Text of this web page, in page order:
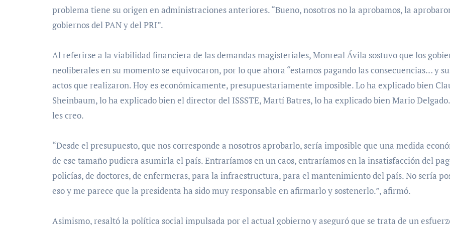
problema tiene su origen en administraciones anteriores. “Bueno, nosotros no la aprobamos, la
gobiernos del PAN y del PRI”.
Al referirse a la viabilidad financiera de las demandas magisteriales, Monreal Ávila sostuvo que los
neoliberales en su momento se equivocaron, por lo que ahora “estamos pagando las consecuencias… y
actos que realizaron. Hoy es económicamente, presupuestariamente imposible. Lo ha explicado bien
Sheinbaum, lo ha explicado bien el director del ISSSTE, Martí Batres, lo ha explicado bien Mario
les creo.
“Desde el presupuesto, que nos corresponde a nosotros aprobarlo, sería imposible que una medida
de ese tamaño pudiera asumirla el país. Entraríamos en un caos, entraríamos en la insatisfacción del
policías, de doctores, de enfermeras, para la infraestructura, para el mantenimiento del país. No sería
eso y me parece que la presidenta ha sido muy responsable en afirmarlo y sostenerlo.”, afirmó.
Asimismo, resaltó la política social impulsada por el actual gobierno y aseguró que se trata de un